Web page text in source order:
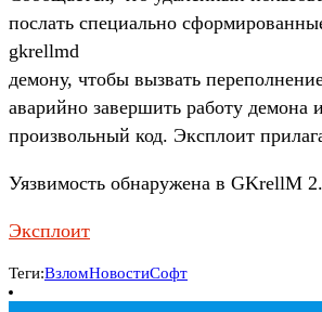
послать специально
gkrellmd
демону, чтобы вызвать
аварийно завершить работу демона
произвольный код. Эксплоит
Уязвимость обнаружена в GKrellM
Эксплоит
Теги:ВзломНовостиСофт